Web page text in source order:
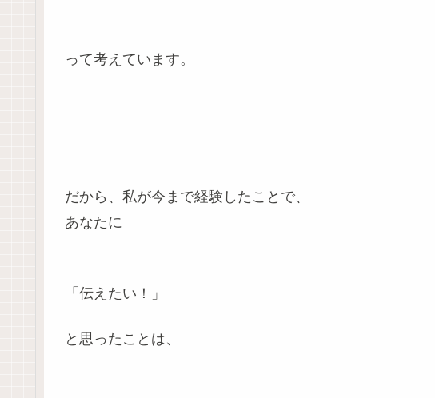
って考えています。
だから、私が今まで経験したことで、
あなたに
「伝えたい！」
と思ったことは、